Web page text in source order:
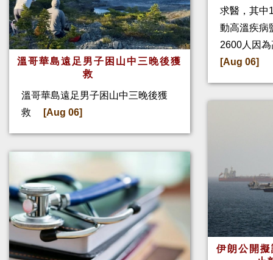
溫哥華島遠足男子困山中三晚後獲
救
溫哥華島遠足男子困山中三晚後獲
救
[Aug 06]
求醫，其中
動高溫疾病
2600人因
[Aug 06]
伊朗公開